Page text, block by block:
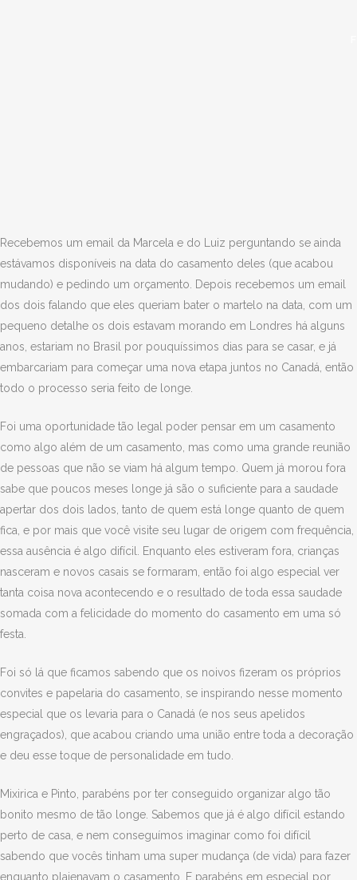
Recebemos um email da Marcela e do Luiz perguntando se ainda
estávamos disponíveis na data do casamento deles (que acabou
mudando) e pedindo um orçamento. Depois recebemos um email
dos dois falando que eles queriam bater o martelo na data, com um
pequeno detalhe os dois estavam morando em Londres há alguns
anos, estariam no Brasil por pouquíssimos dias para se casar, e já
embarcariam para começar uma nova etapa juntos no Canadá, então
todo o processo seria feito de longe.
Foi uma oportunidade tão legal poder pensar em um casamento
como algo além de um casamento, mas como uma grande reunião
de pessoas que não se viam há algum tempo. Quem já morou fora
sabe que poucos meses longe já são o suficiente para a saudade
apertar dos dois lados, tanto de quem está longe quanto de quem
fica, e por mais que você visite seu lugar de origem com frequência,
essa ausência é algo difícil. Enquanto eles estiveram fora, crianças
nasceram e novos casais se formaram, então foi algo especial ver
tanta coisa nova acontecendo e o resultado de toda essa saudade
somada com a felicidade do momento do casamento em uma só
festa.
Foi só lá que ficamos sabendo que os noivos fizeram os próprios
convites e papelaria do casamento, se inspirando nesse momento
especial que os levaria para o Canadá (e nos seus apelidos
engraçados), que acabou criando uma união entre toda a decoração
e deu esse toque de personalidade em tudo.
Mixirica e Pinto, parabéns por ter conseguido organizar algo tão
bonito mesmo de tão longe. Sabemos que já é algo difícil estando
perto de casa, e nem conseguímos imaginar como foi difícil
sabendo que vocês tinham uma super mudança (de vida) para fazer
enquanto plajenavam o casamento. E parabéns em especial por